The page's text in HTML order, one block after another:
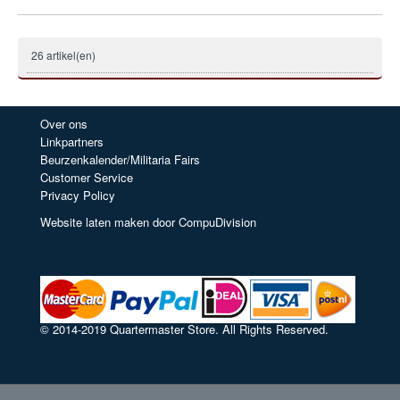
26 artikel(en)
Over ons
Linkpartners
Beurzenkalender/Militaria Fairs
Customer Service
Privacy Policy
Website laten maken door CompuDivision
© 2014-2019 Quartermaster Store. All Rights Reserved.